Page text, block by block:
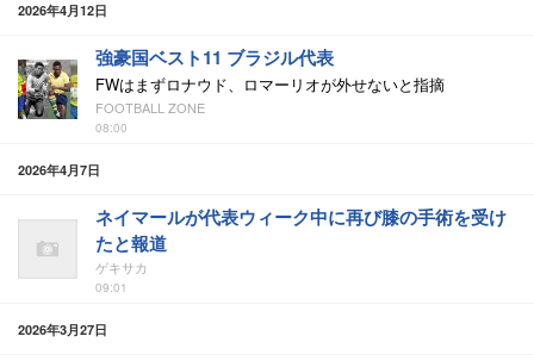
2026年4月12日
強豪国ベスト11 ブラジル代表
FWはまずロナウド、ロマーリオが外せないと指摘
FOOTBALL ZONE
08:00
2026年4月7日
ネイマールが代表ウィーク中に再び膝の手術を受け
たと報道
ゲキサカ
09:01
2026年3月27日